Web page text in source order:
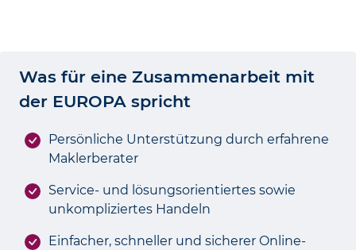
Was für eine Zusammenarbeit mit
der EUROPA spricht
Persönliche Unterstützung durch erfahrene
Maklerberater
Service- und lösungsorientiertes sowie
unkompliziertes Handeln
Einfacher, schneller und sicherer Online-